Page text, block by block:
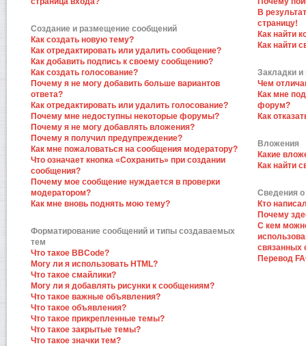
Создание и размещение сообщений
Как создать новую тему?
Как отредактировать или удалить сообщение?
Как добавить подпись к своему сообщению?
Как создать голосование?
Почему я не могу добавить больше вариантов
ответа?
Как отредактировать или удалить голосование?
Почему мне недоступны некоторые форумы?
Почему я не могу добавлять вложения?
Почему я получил предупреждение?
Как мне пожаловаться на сообщения модератору?
Что означает кнопка «Сохранить» при создании
сообщения?
Почему мое сообщение нуждается в проверки
модератором?
Как мне вновь поднять мою тему?
Форматирование сообщений и типы создаваемых
тем
Что такое BBCode?
Могу ли я использовать HTML?
Что такое смайлики?
Могу ли я добавлять рисунки к сообщениям?
Что такое важные объявления?
Что такое объявления?
Что такое прикрепленные темы?
Что такое закрытые темы?
Что такое значки тем?
В
страницу!
Как найти
Как найти
Закладки и
Чем
Как мне
форум?
Как
Вложения
Какие
Как найти
Сведения о
Кто
Почему
С кем
связанных
Перевод